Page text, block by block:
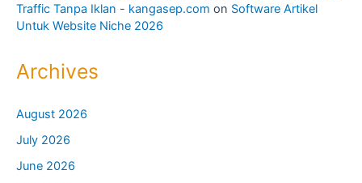
Traffic Tanpa Iklan - kangasep.com on Software Artikel
Untuk Website Niche 2026
Archives
August 2026
July 2026
June 2026